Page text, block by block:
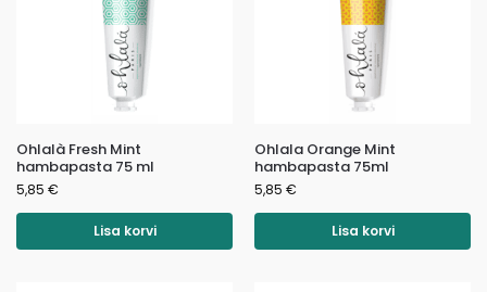
Ohlalà Fresh Mint
hambapasta 75 ml
5,85 €
Lisa korvi
Ohlala Orange Mint
hambapasta 75ml
5,85 €
Lisa korvi